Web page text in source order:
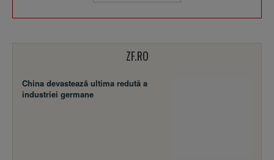
ZF.RO
China devastează ultima redută a
industriei germane